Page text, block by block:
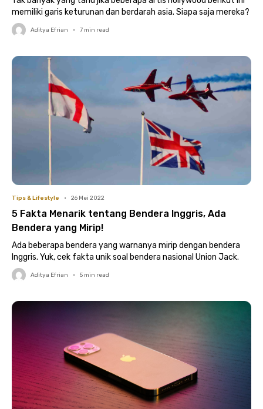
memiliki garis keturunan dan berdarah asia. Siapa saja mereka?
Aditya Efrian • 7 min read
Tips & Lifestyle • 26 Mei 2022
5 Fakta Menarik tentang Bendera Inggris, Ada
Bendera yang Mirip!
Ada beberapa bendera yang warnanya mirip dengan bendera
Inggris. Yuk, cek fakta unik soal bendera nasional Union Jack.
Aditya Efrian • 5 min read